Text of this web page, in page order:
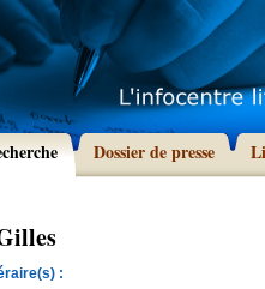
Dossier de presse
: